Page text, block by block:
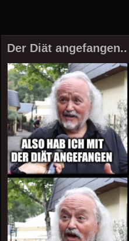
Der Diät angefangen..